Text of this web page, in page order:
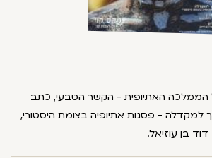
הממלכה האתיופית - הקשר הטבעי, כתב
למקדלה - פסגות אתיופיה בצומת היסטורי,
בן עוזיאל.